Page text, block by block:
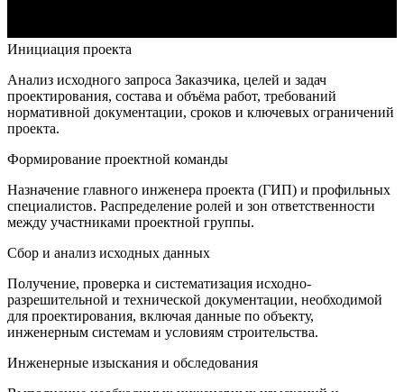
Инициация проекта
Анализ исходного запроса Заказчика, целей и задач
проектирования, состава и объёма работ, требований
нормативной документации, сроков и ключевых ограничений
проекта.
Формирование проектной команды
Назначение главного инженера проекта (ГИП) и профильных
специалистов. Распределение ролей и зон ответственности
между участниками проектной группы.
Сбор и анализ исходных данных
Получение, проверка и систематизация исходно-
разрешительной и технической документации, необходимой
для проектирования, включая данные по объекту,
инженерным системам и условиям строительства.
Инженерные изыскания и обследования